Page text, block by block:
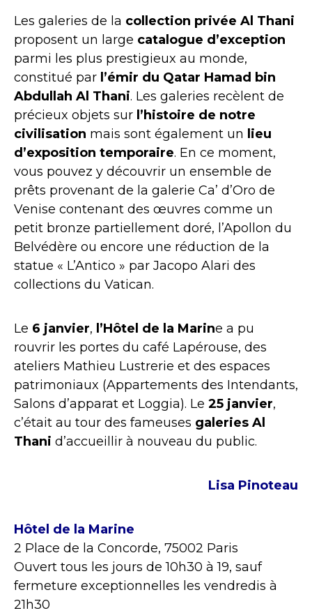
Les galeries de la collection privée Al Thani
proposent un large catalogue d’exception
parmi les plus prestigieux au monde,
constitué par l’émir du Qatar Hamad bin
Abdullah Al Thani. Les galeries recèlent de
précieux objets sur l’histoire de notre
civilisation mais sont également un lieu
d’exposition temporaire. En ce moment,
vous pouvez y découvrir un ensemble de
prêts provenant de la galerie Ca’ d’Oro de
Venise contenant des œuvres comme un
petit bronze partiellement doré, l’Apollon du
Belvédère ou encore une réduction de la
statue « L’Antico » par Jacopo Alari des
collections du Vatican.
Le 6 janvier, l’Hôtel de la Marine a pu
rouvrir les portes du café Lapérouse, des
ateliers Mathieu Lustrerie et des espaces
patrimoniaux (Appartements des Intendants,
Salons d’apparat et Loggia). Le 25 janvier,
c’était au tour des fameuses galeries Al
Thani d’accueillir à nouveau du public.
Lisa Pinoteau
Hôtel de la Marine
2 Place de la Concorde, 75002 Paris
Ouvert tous les jours de 10h30 à 19, sauf
fermeture exceptionnelles les vendredis à
21h30